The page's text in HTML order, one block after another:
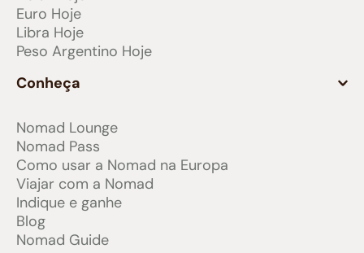
Euro Hoje
Libra Hoje
Peso Argentino Hoje
Conheça
Nomad Lounge
Nomad Pass
Como usar a Nomad na Europa
Viajar com a Nomad
Indique e ganhe
Blog
Nomad Guide